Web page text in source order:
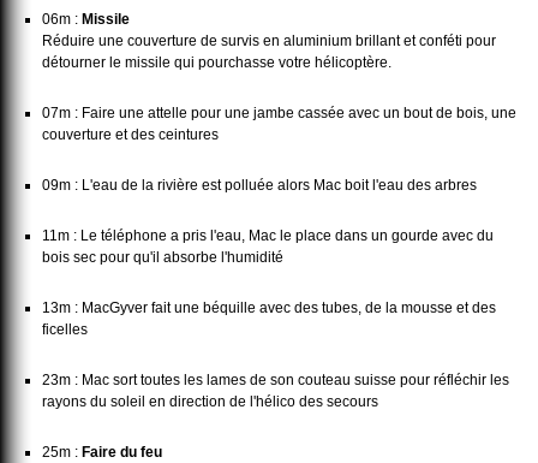
06m : Missile
Réduire une couverture de survis en aluminium brillant et conféti pour
détourner le missile qui pourchasse votre hélicoptère.
07m : Faire une attelle pour une jambe cassée avec un bout de bois, une
couverture et des ceintures
09m : L'eau de la rivière est polluée alors Mac boit l'eau des arbres
11m : Le téléphone a pris l'eau, Mac le place dans un gourde avec du
bois sec pour qu'il absorbe l'humidité
13m : MacGyver fait une béquille avec des tubes, de la mousse et des
ficelles
23m : Mac sort toutes les lames de son couteau suisse pour réfléchir les
rayons du soleil en direction de l'hélico des secours
25m : Faire du feu